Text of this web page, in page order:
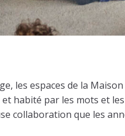
les espaces de la
habité par les mots et
collaboration que les